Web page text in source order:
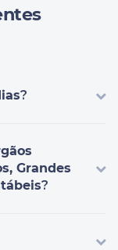
?
Grandes
?